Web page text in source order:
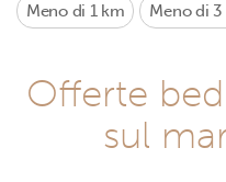
Meno di 1 km Meno di
Offerte
sul